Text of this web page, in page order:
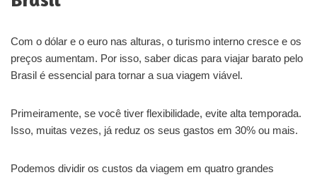
Com o dólar e o euro nas alturas, o turismo interno cresce e os
preços aumentam. Por isso, saber dicas para viajar barato pelo
Brasil é essencial para tornar a sua viagem viável.
Primeiramente, se você tiver flexibilidade, evite alta temporada.
Isso, muitas vezes, já reduz os seus gastos em 30% ou mais.
Podemos dividir os custos da viagem em quatro grandes